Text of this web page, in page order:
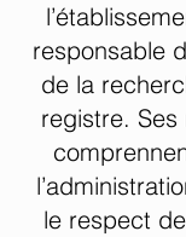
responsable
de la
registre. Ses
le respect